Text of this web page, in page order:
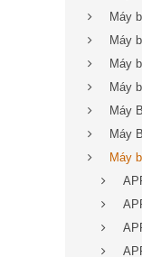
Máy
Máy
Máy
Máy
Máy
Máy
Máy